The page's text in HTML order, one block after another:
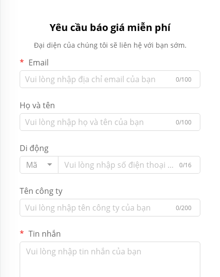
Yêu cầu báo giá miễn phí
Đại diện của chúng tôi sẽ liên hệ với bạn sớm.
Email
0/100
Họ và tên
0/100
Di động
Mã
0/16
Tên công ty
0/200
Tin nhắn